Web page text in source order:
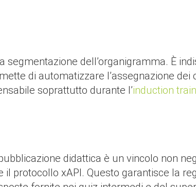
dell’organigramma. È
di automatizzare l’assegnazione
soprattutto durante l’induction
didattica è un vincolo non
protocollo xAPI. Questo garantisce la